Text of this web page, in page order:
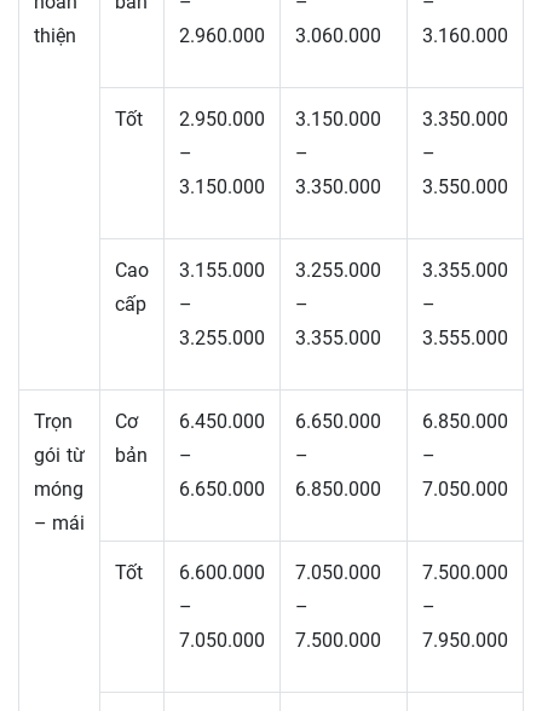
thiện
2.960.000
3.060.000
3.160.000
Tốt
2.950.000
–
3.150.000
3.150.000
–
3.350.000
3.350.000
–
3.550.000
Cao
cấp
3.155.000
–
3.255.000
3.255.000
–
3.355.000
3.355.000
–
3.555.000
Trọn
gói từ
móng
– mái
Cơ
bản
6.450.000
–
6.650.000
6.650.000
–
6.850.000
6.850.000
–
7.050.000
Tốt
6.600.000
–
7.050.000
7.050.000
–
7.500.000
7.500.000
–
7.950.000